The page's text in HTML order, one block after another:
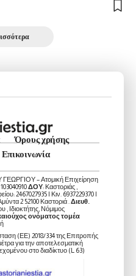
Όρους χρήσης
Επικοινωνία
– Ατομική Επιχείρηση
103040910ΔΟΥ: Καστοριάς ,
2467027935 | Κιν. 6937229370 |
2 52100 Καστοριά . Διευθ.
Νόμιμος
ονόματος τομέα
(ΕΕ) 2018/334 της Επιτροπής
για την αποτελεσματική
στο διαδίκτυο (L 63)